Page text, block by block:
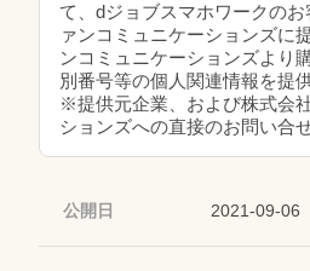
て、dジョブスマホワークの
ァンコミュニケーションズに
ンコミュニケーションズより
別番号等の個人関連情報を提
※提供元企業、および株式会
ションズへの直接のお問い合
公開日 2021-09-06